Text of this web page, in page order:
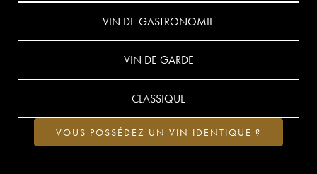
VIN DE GASTRONOMIE
VIN DE GARDE
CLASSIQUE
VOUS POSSÉDEZ UN VIN IDENTIQUE ?